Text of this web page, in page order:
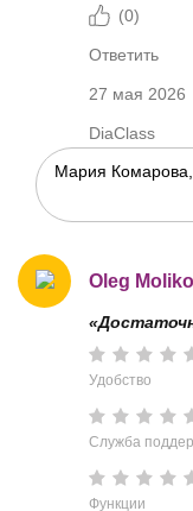
(0)
Ответить
27 мая 2026
DiaClass
Oleg
Удобство
Служба
Функции